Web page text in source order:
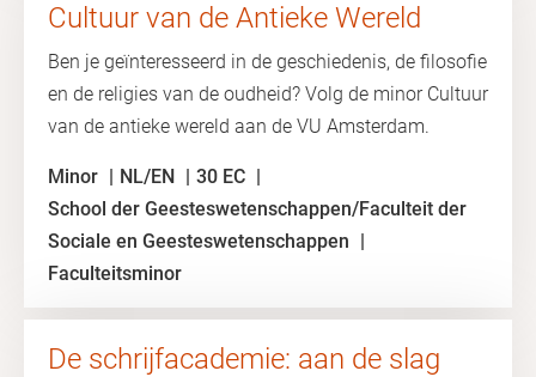
Cultuur van de Antieke Wereld
Ben je geïnteresseerd in de geschiedenis, de filosofie
en de religies van de oudheid? Volg de minor Cultuur
van de antieke wereld aan de VU Amsterdam.
Minor NL/EN
30 EC
School der Geesteswetenschappen/Faculteit der
Sociale en Geesteswetenschappen
Faculteitsminor
De schrijfacademie: aan de slag